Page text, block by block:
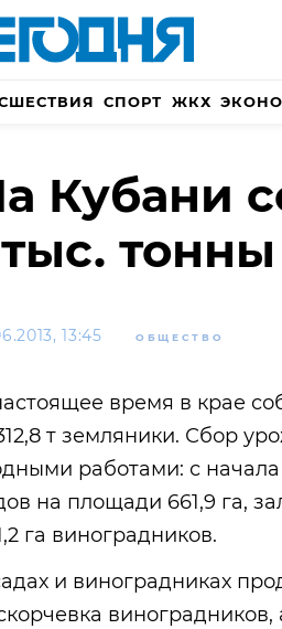
СПОРТ ЖКХ
Кубани
тыс.
13:45 ОБЩЕСТВО
время в крае
т земляники. Сбор
работами: с
на площади 661,9 га,
га виноградников.
и виноградниках